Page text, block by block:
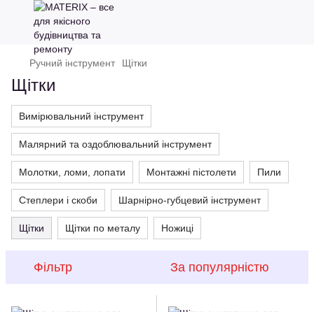
Ручний інструмент Щітки
Щітки
Вимірювальний інструмент
Малярний та оздоблювальний інструмент
Молотки, ломи, лопати Монтажні пістолети Пили
Степлери і скоби Шарнірно-губцевий інструмент
Щітки Щітки по металу Ножиці
Фільтр За популярністю